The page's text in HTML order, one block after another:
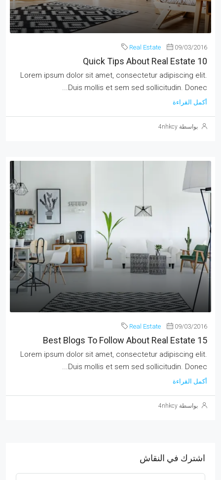
09/03/2016
Real Estate
10 Quick Tips About Real Estate
Lorem ipsum dolor sit amet, consectetur adipiscing elit.
Duis mollis et sem sed sollicitudin. Donec...
أكمل القراءة
بواسطة 4nhkcy
09/03/2016
Real Estate
15 Best Blogs To Follow About Real Estate
Lorem ipsum dolor sit amet, consectetur adipiscing elit.
Duis mollis et sem sed sollicitudin. Donec...
أكمل القراءة
بواسطة 4nhkcy
اشترك في النقاش